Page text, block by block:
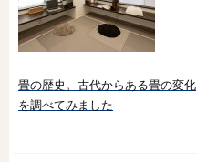
畳の歴史。古代からある畳の変化
を調べてみました